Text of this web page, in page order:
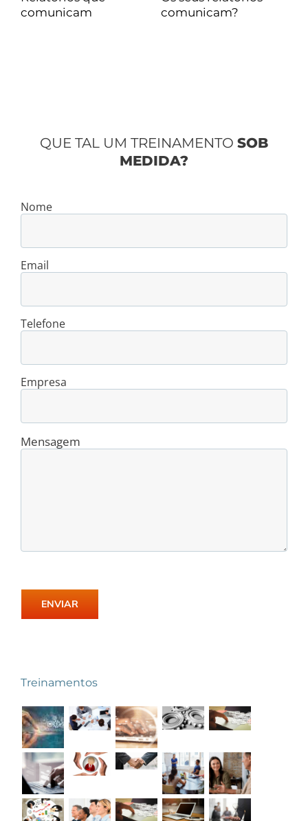
comunica
de primeira
QUE TAL UM TREINAMENTO SOB
MEDIDA?
Nome
Email
Telefone
Empresa
Mensagem
Treinamentos